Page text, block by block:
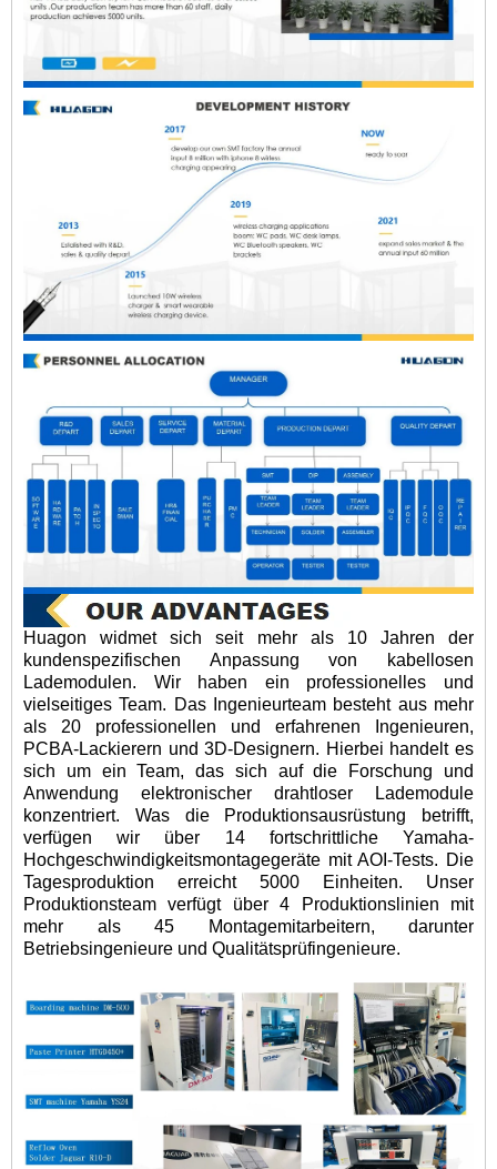
Huagon widmet sich seit mehr als 10 Jahren der
kundenspezifischen Anpassung von kabellosen
Lademodulen. Wir haben ein professionelles und
vielseitiges Team. Das Ingenieurteam besteht aus mehr
als 20 professionellen und erfahrenen Ingenieuren,
PCBA-Lackierern und 3D-Designern. Hierbei handelt es
sich um ein Team, das sich auf die Forschung und
Anwendung elektronischer drahtloser Lademodule
konzentriert. Was die Produktionsausrüstung betrifft,
verfügen wir über 14 fortschrittliche Yamaha-
Hochgeschwindigkeitsmontagegeräte mit AOI-Tests. Die
Tagesproduktion erreicht 5000 Einheiten. Unser
Produktionsteam verfügt über 4 Produktionslinien mit
mehr als 45 Montagemitarbeitern, darunter
Betriebsingenieure und Qualitätsprüfingenieure.